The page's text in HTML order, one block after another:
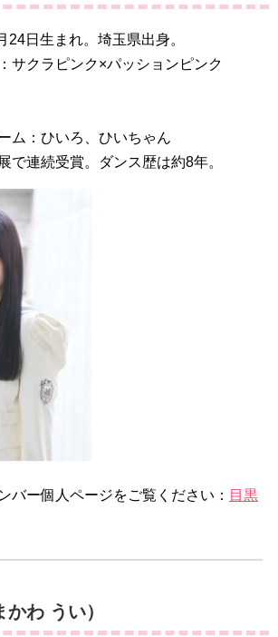
24日生まれ。埼玉県出身。
サクラピンク×パッションピンク
ム：ひいろ、ひいちゃん
で連続受賞。ダンス歴は約8年。
バー個人ページをご覧ください： 目黒
かわ うい）